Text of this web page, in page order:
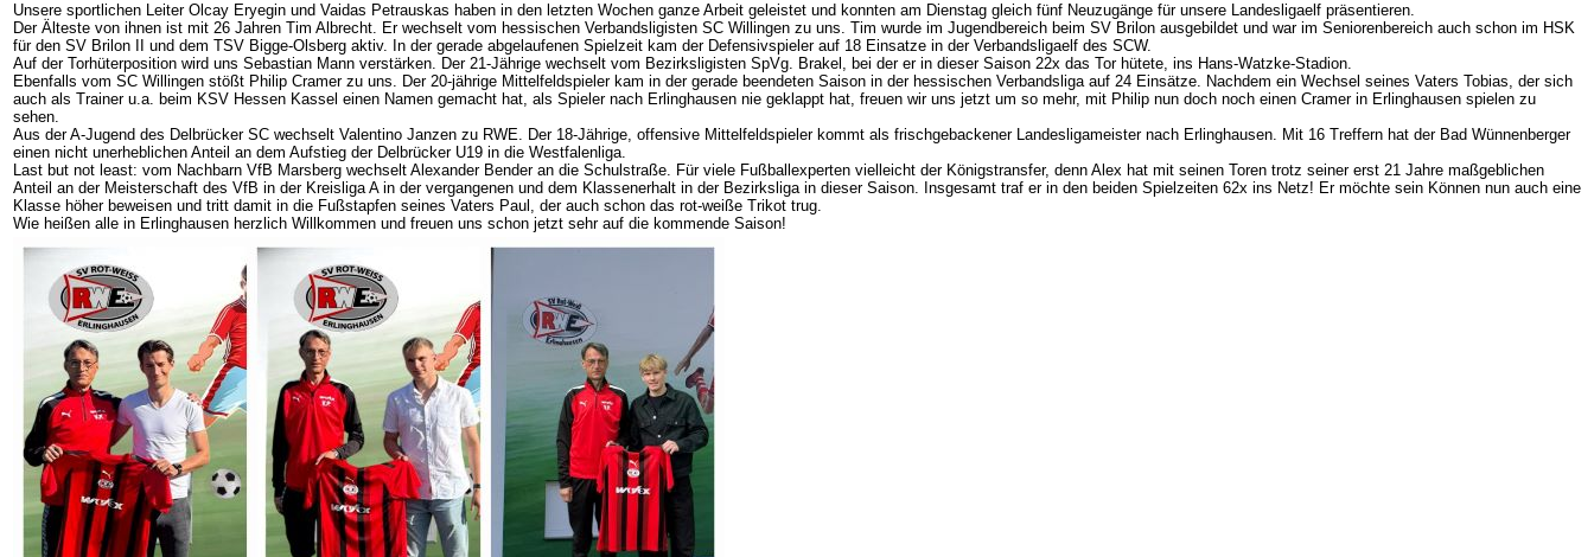
Unsere sportlichen Leiter Olcay Eryegin und Vaidas Petrauskas haben in den letzten Wochen ganze Arbeit geleistet und konnten am Dienstag gleich fünf Neuzugänge für unsere Landesligaelf präsentieren.
Der Älteste von ihnen ist mit 26 Jahren Tim Albrecht. Er wechselt vom hessischen Verbandsligisten SC Willingen zu uns. Tim wurde im Jugendbereich beim SV Brilon ausgebildet und war im Seniorenbereich auch schon im HSK
für den SV Brilon II und dem TSV Bigge-Olsberg aktiv. In der gerade abgelaufenen Spielzeit kam der Defensivspieler auf 18 Einsatze in der Verbandsligaelf des SCW.
Auf der Torhüterposition wird uns Sebastian Mann verstärken. Der 21-Jährige wechselt vom Bezirksligisten SpVg. Brakel, bei der er in dieser Saison 22x das Tor hütete, ins Hans-Watzke-Stadion.
Ebenfalls vom SC Willingen stößt Philip Cramer zu uns. Der 20-jährige Mittelfeldspieler kam in der gerade beendeten Saison in der hessischen Verbandsliga auf 24 Einsätze. Nachdem ein Wechsel seines Vaters Tobias, der sich
auch als Trainer u.a. beim KSV Hessen Kassel einen Namen gemacht hat, als Spieler nach Erlinghausen nie geklappt hat, freuen wir uns jetzt um so mehr, mit Philip nun doch noch einen Cramer in Erlinghausen spielen zu
sehen.
Aus der A-Jugend des Delbrücker SC wechselt Valentino Janzen zu RWE. Der 18-Jährige, offensive Mittelfeldspieler kommt als frischgebackener Landesligameister nach Erlinghausen. Mit 16 Treffern hat der Bad Wünnenberger
einen nicht unerheblichen Anteil an dem Aufstieg der Delbrücker U19 in die Westfalenliga.
Last but not least: vom Nachbarn VfB Marsberg wechselt Alexander Bender an die Schulstraße. Für viele Fußballexperten vielleicht der Königstransfer, denn Alex hat mit seinen Toren trotz seiner erst 21 Jahre maßgeblichen
Anteil an der Meisterschaft des VfB in der Kreisliga A in der vergangenen und dem Klassenerhalt in der Bezirksliga in dieser Saison. Insgesamt traf er in den beiden Spielzeiten 62x ins Netz! Er möchte sein Können nun auch eine
Klasse höher beweisen und tritt damit in die Fußstapfen seines Vaters Paul, der auch schon das rot-weiße Trikot trug.
Wie heißen alle in Erlinghausen herzlich Willkommen und freuen uns schon jetzt sehr auf die kommende Saison!